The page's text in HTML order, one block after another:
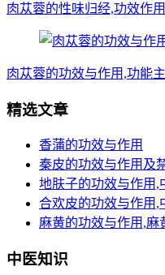
肉苁蓉的性味归经,功效作
肉苁蓉的功效与作用,功能
精选文章
香蒲的功效与作用
秦皮的功效与作用及
地肤子的功效与作用,
合欢皮的功效与作用,
麻黄的功效与作用,麻
中医知识